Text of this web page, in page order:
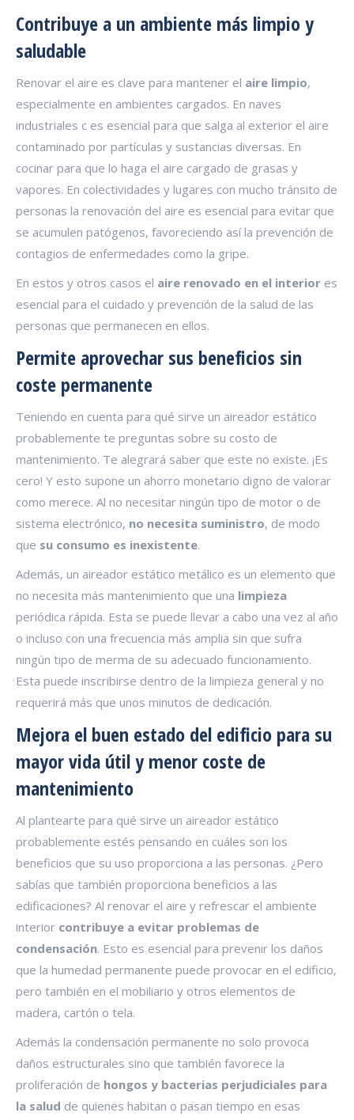
Contribuye a un ambiente más limpio y
saludable
Renovar el aire es clave para mantener el aire limpio,
especialmente en ambientes cargados. En naves
industriales c es esencial para que salga al exterior el aire
contaminado por partículas y sustancias diversas. En
cocinar para que lo haga el aire cargado de grasas y
vapores. En colectividades y lugares con mucho tránsito de
personas la renovación del aire es esencial para evitar que
se acumulen patógenos, favoreciendo así la prevención de
contagios de enfermedades como la gripe.
En estos y otros casos el aire renovado en el interior es
esencial para el cuidado y prevención de la salud de las
personas que permanecen en ellos.
Permite aprovechar sus beneficios sin
coste permanente
Teniendo en cuenta para qué sirve un aireador estático
probablemente te preguntas sobre su costo de
mantenimiento. Te alegrará saber que este no existe. ¡Es
cero! Y esto supone un ahorro monetario digno de valorar
como merece. Al no necesitar ningún tipo de motor o de
sistema electrónico, no necesita suministro, de modo
que su consumo es inexistente.
Además, un aireador estático metálico es un elemento que
no necesita más mantenimiento que una limpieza
periódica rápida. Esta se puede llevar a cabo una vez al año
o incluso con una frecuencia más amplia sin que sufra
ningún tipo de merma de su adecuado funcionamiento.
Esta puede inscribirse dentro de la limpieza general y no
requerirá más que unos minutos de dedicación.
Mejora el buen estado del edificio para su
mayor vida útil y menor coste de
mantenimiento
Al plantearte para qué sirve un aireador estático
probablemente estés pensando en cuáles son los
beneficios que su uso proporciona a las personas. ¿Pero
sabías que también proporciona beneficios a las
edificaciones? Al renovar el aire y refrescar el ambiente
interior contribuye a evitar problemas de
condensación. Esto es esencial para prevenir los daños
que la humedad permanente puede provocar en el edificio,
pero también en el mobiliario y otros elementos de
madera, cartón o tela.
Además la condensación permanente no solo provoca
daños estructurales sino que también favorece la
proliferación de hongos y bacterias perjudiciales para
la salud de quienes habitan o pasan tiempo en esas